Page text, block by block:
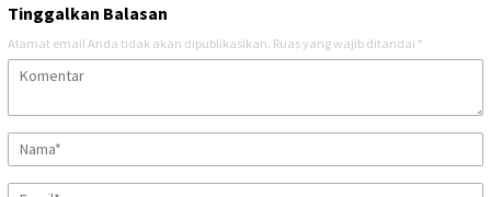
Tinggalkan Balasan
Alamat email Anda tidak akan dipublikasikan. Ruas yang wajib ditandai *